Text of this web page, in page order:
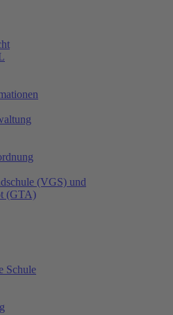
(VGS) und
(GTA)
Schule